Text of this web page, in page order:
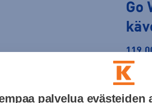
Go
Väri
palvelua evästeiden